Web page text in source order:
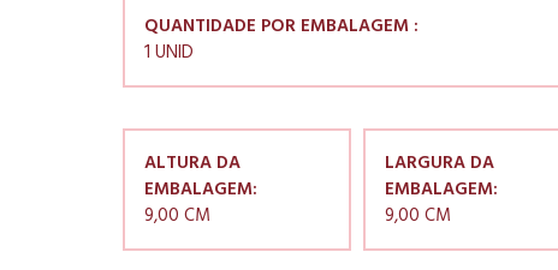
QUANTIDADE POR EMBALAGEM :
1 UNID
ALTURA DA
EMBALAGEM:
9,00 CM
LARGURA DA
EMBALAGEM:
9,00 CM